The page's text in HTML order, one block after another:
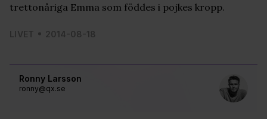
Ronny Larsson
ronny@qx.se
trettonåriga Emma som föddes i pojkes kropp.
LIVET 2014-08-18